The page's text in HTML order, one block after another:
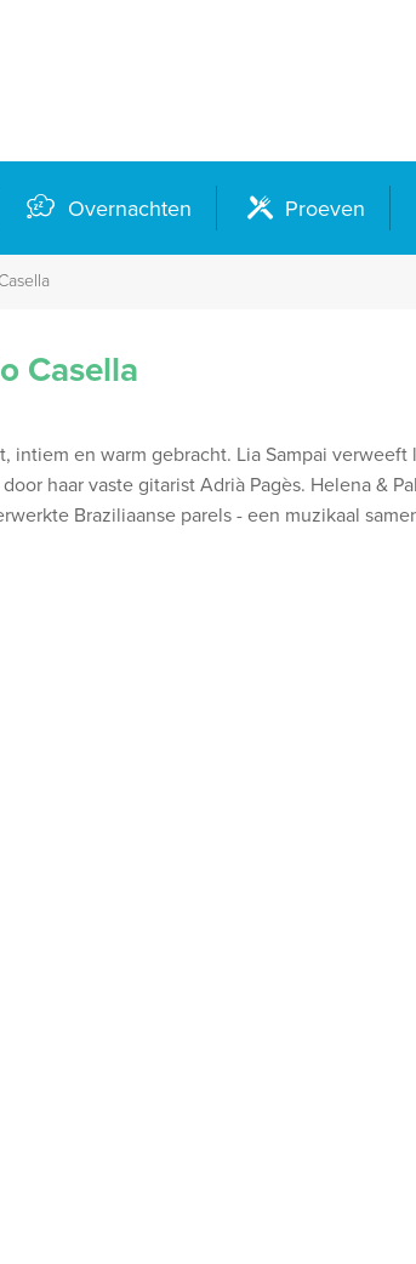
Overnachten Proeven
Casella
intiem en warm gebracht. Lia Sampai verweeft
haar vaste gitarist Adrià Pagès. Helena &
Braziliaanse parels - een muzikaal